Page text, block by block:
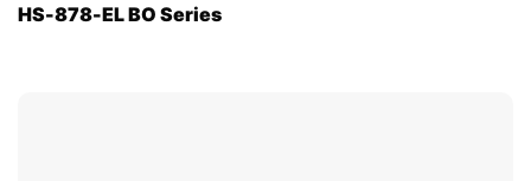
HS-878-EL BO Series